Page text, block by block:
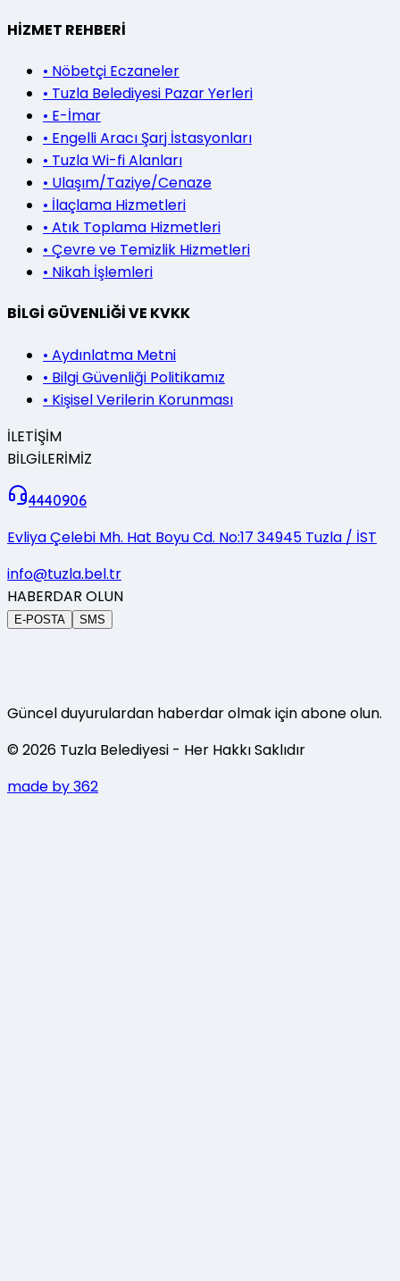
HİZMET REHBERİ
• Nöbetçi Eczaneler
• Tuzla Belediyesi Pazar Yerleri
• E-İmar
• Engelli Aracı Şarj İstasyonları
• Tuzla Wi-fi Alanları
• Ulaşım/Taziye/Cenaze
• İlaçlama Hizmetleri
• Atık Toplama Hizmetleri
• Çevre ve Temizlik Hizmetleri
• Nikah İşlemleri
BİLGİ GÜVENLİĞİ VE KVKK
• Aydınlatma Metni
• Bilgi Güvenliği Politikamız
• Kişisel Verilerin Korunması
İLETİŞİM
BİLGİLERİMİZ
4440906
Evliya Çelebi Mh. Hat Boyu Cd. No:17 34945 Tuzla / İST
info@tuzla.bel.tr
HABERDAR OLUN
E-POSTA SMS
Güncel duyurulardan haberdar olmak için abone olun.
©2026 Tuzla Belediyesi - Her Hakkı Saklıdır
made by 362